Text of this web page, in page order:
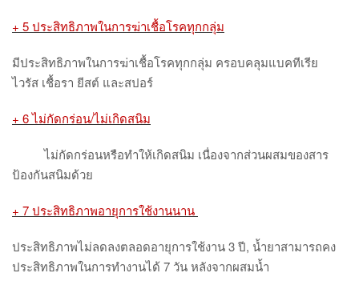
+ 5 ประสิทธิภาพในการฆ่าเชื้อโรคทุกกลุ่ม
มีประสิทธิภาพในการฆ่าเชื้อโรคทุกกลุ่ม ครอบคลุมแบคทีเรีย
ไวรัส เชื้อรา ยีสต์ และสปอร์
+ 6 ไม่กัดกร่อน/ไม่เกิดสนิม
ไม่กัดกร่อนหรือทำให้เกิดสนิม เนื่องจากส่วนผสมของสาร
ป้องกันสนิมด้วย
+ 7 ประสิทธิภาพอายุการใช้งานนาน
ประสิทธิภาพไม่ลดลงตลอดอายุการใช้งาน3 ปี, น้ำยาสามารถคง
ประสิทธิภาพในการทำงานได้ 7 วัน หลังจากผสมน้ำ